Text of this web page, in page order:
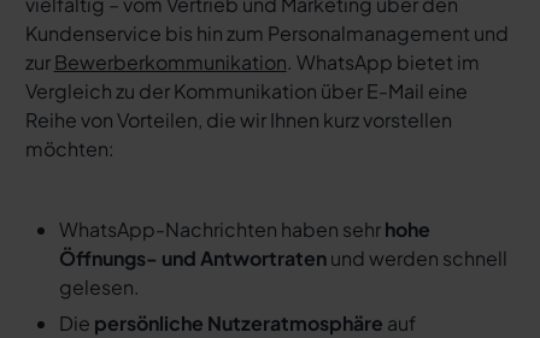
Kundenservice bis hin zum Personalmanagement und
zurBewerberkommunikation. WhatsApp bietet im
Vergleich zu der Kommunikation über E-Mail eine
Reihe von Vorteilen, die wir Ihnen kurz vorstellen
möchten:
WhatsApp-Nachrichten haben sehrhohe
Öffnungs- und Antwortratenund werden schnell
gelesen.
Die persönliche Nutzeratmosphäre auf